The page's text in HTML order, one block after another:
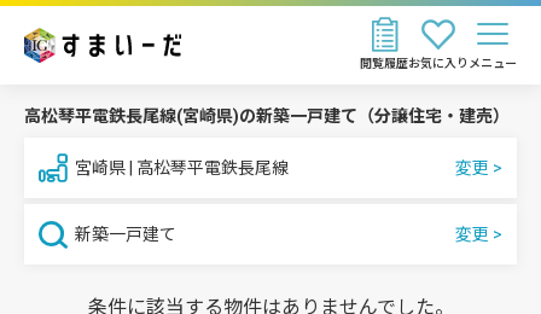
お気に入り
閲覧履歴 メニュー
高松琴平電鉄長尾線(宮崎県)の新築一戸建て（分譲住宅・建売）
宮崎県 | 高松琴平電鉄長尾線
新築一戸建て
条件に該当する物件はありませんでした。